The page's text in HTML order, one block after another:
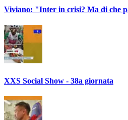
Viviano: "Inter in crisi? Ma di che
XXS Social Show - 38a giornata